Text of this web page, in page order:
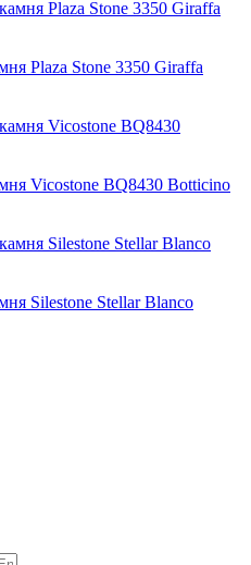
Plaza Stone 3350 Giraffa
Vicostone BQ8430 Botticino
Silestone Stellar Blanco